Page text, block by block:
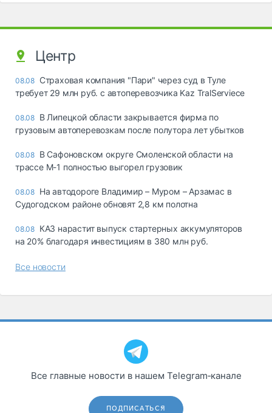
Центр
08.08 Страховая компания "Пари" через суд в Туле
требует 29 млн руб. с автоперевозчика Kaz TralServiece
08.08 В Липецкой области закрывается фирма по
грузовым автоперевозкам после полутора лет убытков
08.08 В Сафоновском округе Смоленской области на
трассе М-1 полностью выгорел грузовик
08.08 На автодороге Владимир – Муром – Арзамас в
Судогодском районе обновят 2,8 км полотна
08.08 КАЗ нарастит выпуск стартерных аккумуляторов
на 20% благодаря инвестициям в 380 млн руб.
Все новости
Все главные новости в нашем Telegram‑канале
ПОДПИСАТЬСЯ